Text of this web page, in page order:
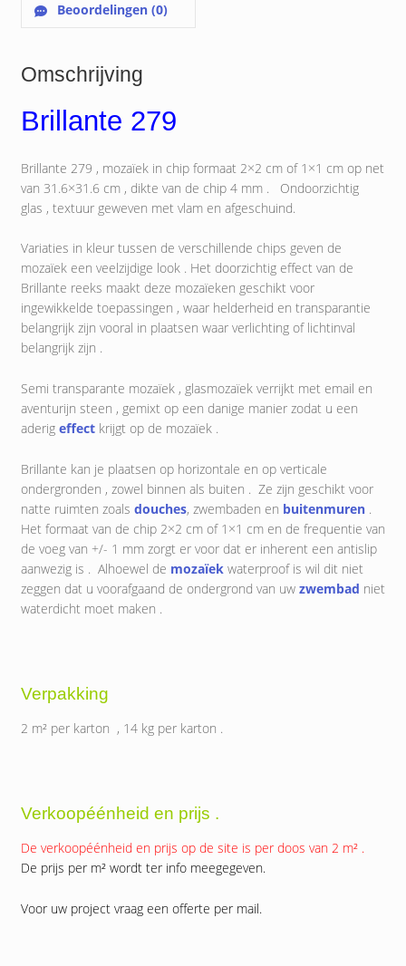
Beoordelingen (0)
Omschrijving
Brillante 279
Brillante 279 , mozaïek in chip formaat 2×2 cm of 1×1 cm op net
van 31.6×31.6 cm , dikte van de chip 4 mm . Ondoorzichtig
glas , textuur geweven met vlam en afgeschuind.
Variaties in kleur tussen de verschillende chips geven de
mozaïek een veelzijdige look . Het doorzichtig effect van de
Brillante reeks maakt deze mozaïeken geschikt voor
ingewikkelde toepassingen , waar helderheid en transparantie
belangrijk zijn vooral in plaatsen waar verlichting of lichtinval
belangrijk zijn .
Semi transparante mozaïek , glasmozaïek verrijkt met email en
aventurijn steen , gemixt op een danige manier zodat u een
aderig effectkrijgt op de mozaïek .
Brillante kan je plaatsen op horizontale en op verticale
ondergronden , zowel binnen als buiten . Ze zijn geschikt voor
natte ruimten zoals douches, zwembaden en buitenmuren.
Het formaat van de chip 2×2 cm of 1×1 cm en de frequentie van
de voeg van +/- 1 mm zorgt er voor dat er inherent een antislip
aanwezig is . Alhoewel de mozaïekwaterproof is wil dit niet
zeggen dat u voorafgaand de ondergrond van uw zwembad niet
waterdicht moet maken .
Verpakking
2 m² per karton , 14 kg per karton .
Verkoopéénheid en prijs .
De verkoopéénheid en prijs op de site is per doos van 2 m² .
De prijs per m² wordt ter info meegegeven.
Voor uw project vraag een offerte per mail.